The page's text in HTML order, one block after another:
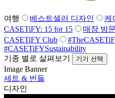
여행 베스트셀러 디자인
케
CASETiFY: 15 for 15
매장 방
CASETiFY Club
#CASETiFYSustainability
기종 별로 살펴보기
기기 선택
Image Banner
세트 & 번들
디자인